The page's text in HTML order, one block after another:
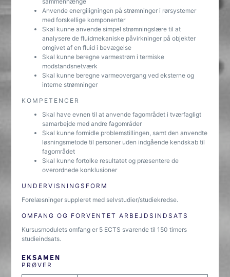
Anvende energiligningen på strømninger i rørsystemer
med forskellige komponenter
Skal kunne anvende simpel strømningslære til at
analysere de fluidmekaniske påvirkninger på objekter
omgivet af en fluid i bevægelse
Skal kunne beregne varmestrøm i termiske
modstandsnetværk
Skal kunne beregne varmeovergang ved eksterne og
interne strømninger
KOMPETENCER
Skal have evnen til at anvende fagområdet i tværfagligt
samarbejde med andre fagområder
Skal kunne formidle problemstillingen, samt den anvendte
løsningsmetode til personer uden indgående kendskab til
fagområdet
Skal kunne fortolke resultatet og præsentere de
overordnede konklusioner
UNDERVISNINGSFORM
Forelæsninger suppleret med selvstudier/studiekredse.
OMFANG OG FORVENTET ARBEJDSINDSATS
Kursusmodulets omfang er 5 ECTS svarende til 150 timers
studieindsats.
EKSAMEN
PRØVER